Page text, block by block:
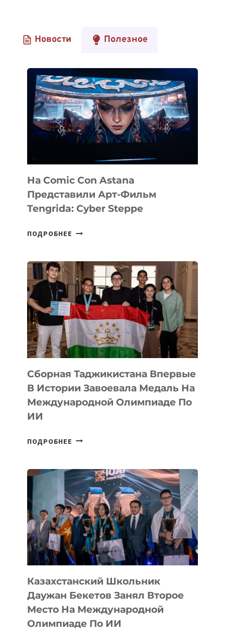
Новости Полезное
На Comic Con Astana
Представили Арт-Фильм
Tengrida: Cyber Steppe
ПОДРОБНЕЕ
ASTANA
ПРЕДСТАВИЛИ
АРТ-
ФИЛЬМ
TENGRIDA:
CYBER
STEPPE
Сборная Таджикистана Впервые
В Истории Завоевала Медаль На
Международной Олимпиаде По
ИИ
ПОДРОБНЕЕ СБОРНАЯ
В
ИСТОРИИ
ЗАВОЕВАЛА
МЕДАЛЬ
НА
МЕЖДУНАРОДНОЙ
ОЛИМПИАДЕ
ПО
ИИ
Казахстанский Школьник
Даужан Бекетов Занял Второе
Место На Международной
Олимпиаде По ИИ